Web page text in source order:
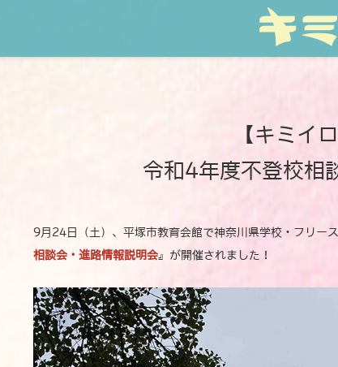
【キミイ
令和4年度不登校相
9月24日（土）、平塚市教育会館で神奈川県学校・フリー
相談会・進路情報説明会』が開催されました！